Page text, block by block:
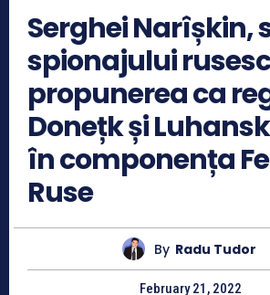
Serghei Narîșkin,
spionajului
propunerea ca
Donețk și
în componența
Ruse
By Radu Tudor
February 21, 2022